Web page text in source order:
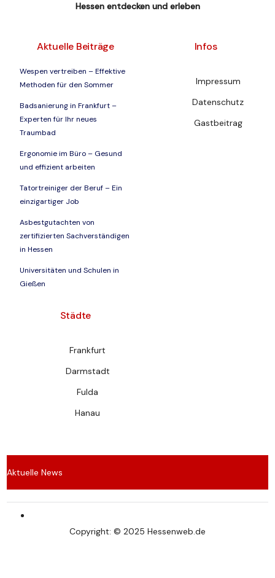
Hessen entdecken und erleben
Aktuelle Beiträge
Wespen vertreiben – Effektive
Methoden für den Sommer
Badsanierung in Frankfurt –
Experten für Ihr neues
Traumbad
Ergonomie im Büro – Gesund
und effizient arbeiten
Tatortreiniger der Beruf – Ein
einzigartiger Job
Asbestgutachten von
zertifizierten Sachverständigen
in Hessen
Universitäten und Schulen in
Gießen
Infos
Impressum
Datenschutz
Gastbeitrag
Städte
Frankfurt
Darmstadt
Fulda
Hanau
Aktuelle News
Copyright: © 2025 Hessenweb.de